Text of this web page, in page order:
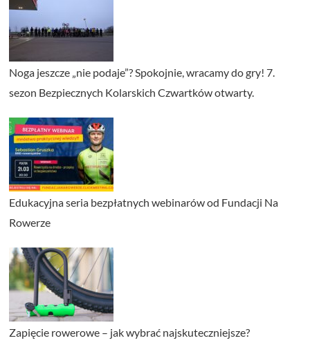
Noga jeszcze „nie podaje”? Spokojnie, wracamy do gry! 7.
sezon Bezpiecznych Kolarskich Czwartków otwarty.
Edukacyjna seria bezpłatnych webinarów od Fundacji Na
Rowerze
Zapięcie rowerowe – jak wybrać najskuteczniejsze?